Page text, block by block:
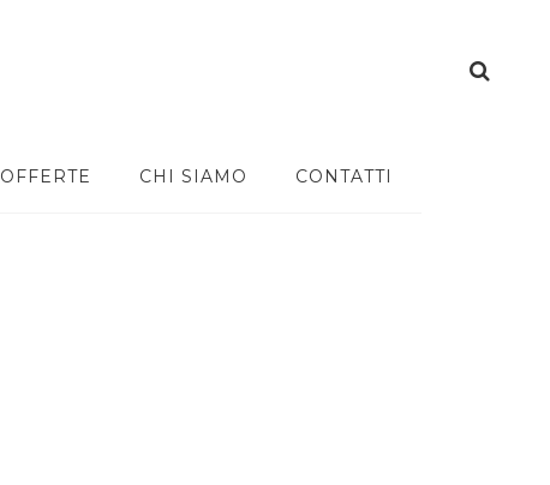
OFFERTE CHI SIAMO CONTATTI